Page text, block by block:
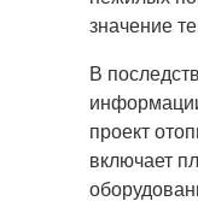
значение
В
проект
включает